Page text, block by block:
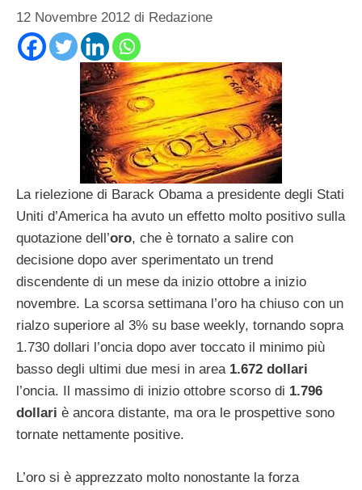
12 Novembre 2012 di Redazione
La rielezione di Barack Obama a presidente degli Stati
Uniti d’America ha avuto un effetto molto positivo sulla
quotazione dell’oro, che è tornato a salire con
decisione dopo aver sperimentato un trend
discendente di un mese da inizio ottobre a inizio
novembre. La scorsa settimana l’oro ha chiuso con un
rialzo superiore al 3% su base weekly, tornando sopra
1.730 dollari l’oncia dopo aver toccato il minimo più
basso degli ultimi due mesi in area 1.672 dollari
l’oncia. Il massimo di inizio ottobre scorso di 1.796
dollari è ancora distante, ma ora le prospettive sono
tornate nettamente positive.
L’oro si è apprezzato molto nonostante la forza